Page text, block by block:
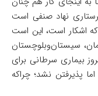
نهاد صنفی است
اشکار است، این است
سیستان‌و‌بلوچستان
بیماری سرطانی برای
پذیرفتن نشد؛ چراکه